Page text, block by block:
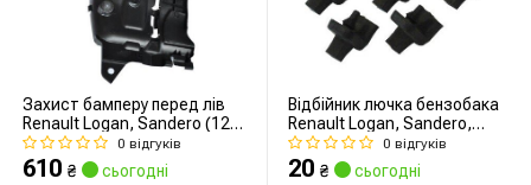
Захист бамперу перед лів
Renault Logan, Sandero (12-)
(32901) Asam0 відгуків
610 ₴ сьогодні
Відбійник лючка бензобака
Renault Logan, Sandero,
Duster (30802) Asam
0 відгуків
20 ₴ сьогодні